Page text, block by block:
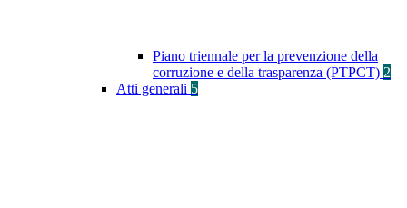
Piano triennale per la prevenzione della
corruzione e della trasparenza (PTPCT) 2
Atti generali 5